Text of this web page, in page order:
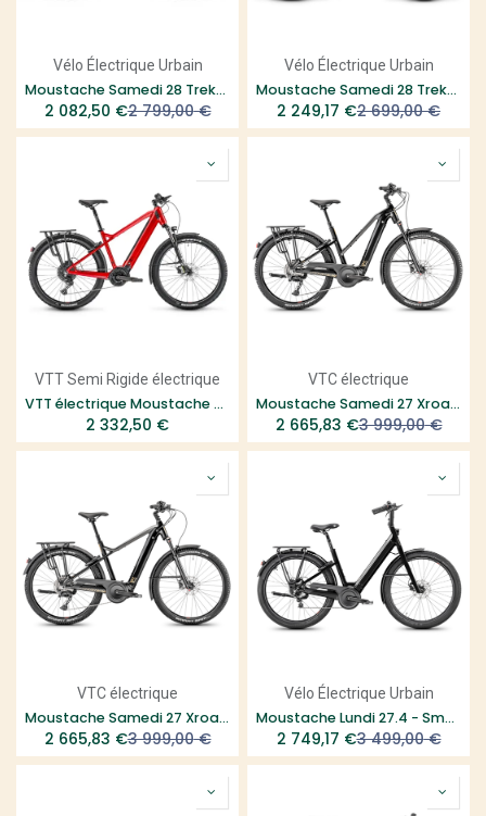
Vélo Électrique Urbain
Moustache Samedi 28 Trekking 2 Performance - Open
2 082,50 €2 799,00€
Vélo Électrique Urbain
Moustache Samedi 28 Trekking 2 Open
2 249,17 €2 699,00€
VTT Semi Rigide électrique
VTT électrique Moustache Samedi 27 OFF 2 Classic Nyon
2 332,50 €
VTC électrique
Moustache Samedi 27 Xroad 6 open
2 665,83 €3 999,00€
VTC électrique
Moustache Samedi 27 Xroad 6
2 665,83 €3 999,00€
Vélo Électrique Urbain
Moustache Lundi 27.4 - Smart System
2 749,17 €3 499,00€